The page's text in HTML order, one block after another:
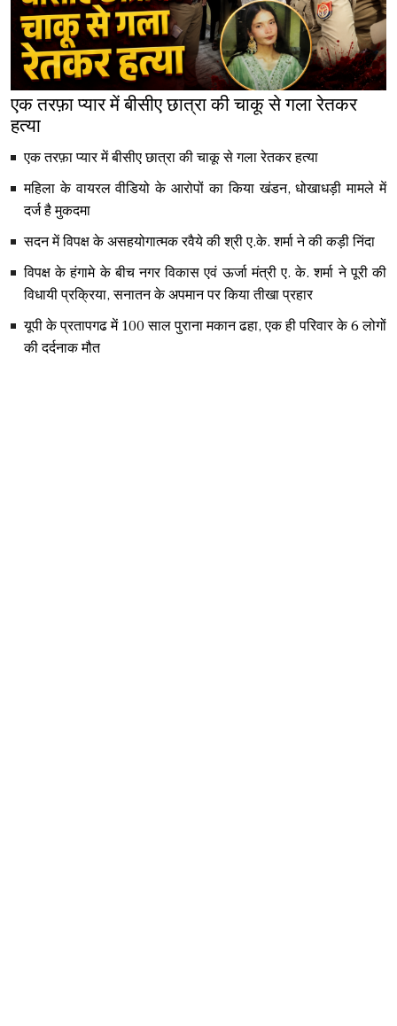
एक तरफ़ा प्यार में बीसीए छात्रा की चाकू से गला रेतकर
हत्या
एक तरफ़ा प्यार में बीसीए छात्रा की चाकू से गला रेतकर हत्या
महिला के वायरल वीडियो के आरोपों का किया खंडन, धोखाधड़ी मामले में
दर्ज है मुकदमा
सदन में विपक्ष के असहयोगात्मक रवैये की श्री ए.के. शर्मा ने की कड़ी निंदा
विपक्ष के हंगामे के बीच नगर विकास एवं ऊर्जा मंत्री ए. के. शर्मा ने पूरी की
विधायी प्रक्रिया, सनातन के अपमान पर किया तीखा प्रहार
यूपी के प्रतापगढ में 100 साल पुराना मकान ढहा, एक ही परिवार के 6 लोगों
की दर्दनाक मौत